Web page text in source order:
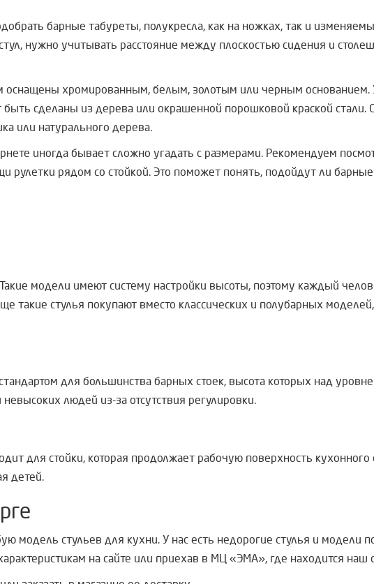
барные табуреты, полукресла, как на ножках, так и
нужно учитывать расстояние между плоскостью сидения и
оснащены хромированным, белым, золотым или черным основанием.
сделаны из дерева или окрашенной порошковой краской стали.
или натурального дерева.
иногда бывает сложно угадать с размерами. Рекомендуем
рулетки рядом со стойкой. Это поможет понять, подойдут ли барные
модели имеют систему настройки высоты, поэтому каждый
такие стулья покупают вместо классических и полубарных
для большинства барных стоек, высота которых над
людей из-за отсутствия регулировки.
для стойки, которая продолжает рабочую поверхность
детей.
модель стульев для кухни. У нас есть недорогие стулья и модели
на сайте или приехав в МЦ «ЭМА», где находится наш